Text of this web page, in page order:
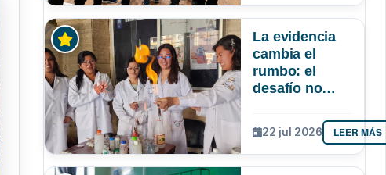
La evidencia
cambia el
rumbo: el
desafío no
más niñas a la
ciencia, sino
lograr que
22 jul 2026 LEER MÁS